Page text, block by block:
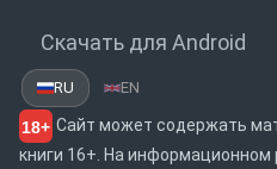
Скачать для Android
RU EN
18+ Сайт может содержать
книги 16+. На информационном